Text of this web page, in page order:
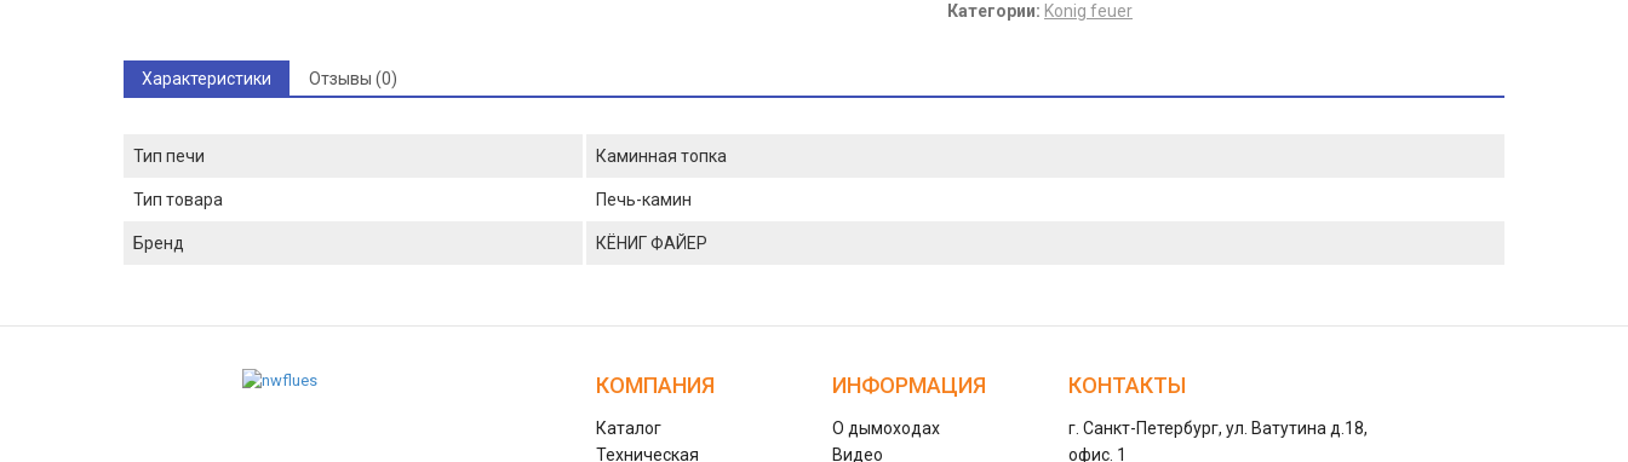
Категории: Konig feuer
Характеристики Отзывы (0)
Тип печи Каминная топка
Тип товара Печь-камин
Бренд КЁНИГ ФАЙЕР
КОМПАНИЯ
Каталог
Техническая
ИНФОРМАЦИЯ
О дымоходах
Видео
КОНТАКТЫ
г. Санкт-Петербург, ул. Ватутина д.18,
офис. 1